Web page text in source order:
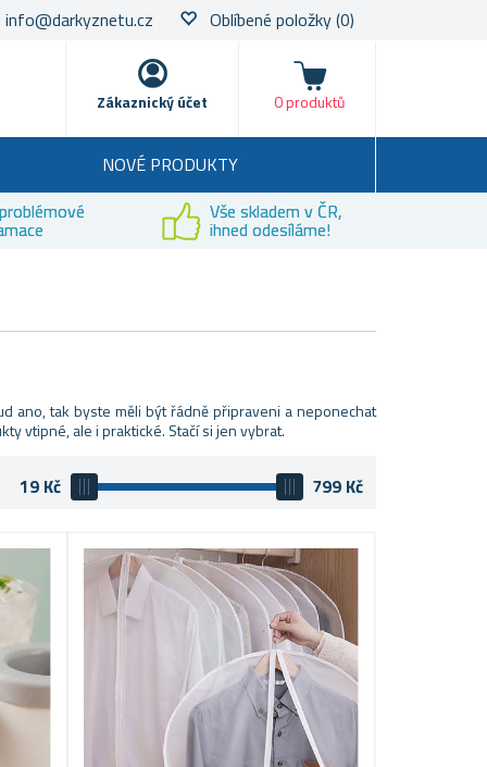
info@darkyznetu.cz Oblíbené položky(0)
Zákaznický účet
Nákupní košík
0 produktů
NOVÉ PRODUKTY
Vše skladem v ČR,
ihned odesíláme!
ano, tak byste měli být řádně připraveni a neponechat
vtipné, ale i praktické. Stačí si jen vybrat.
19 Kč 799 Kč